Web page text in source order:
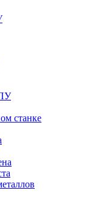
станке